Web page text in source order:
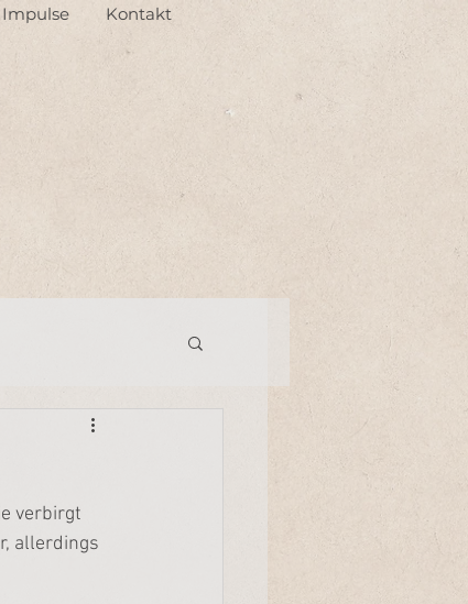
Impulse Kontakt
verbirgt
allerdings